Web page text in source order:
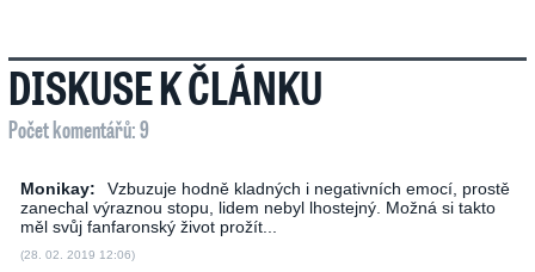
DISKUSE K ČLÁNKU
Počet komentářů: 9
Monikay:
Vzbuzuje hodně kladných i negativních emocí, prostě
zanechal výraznou stopu, lidem nebyl lhostejný. Možná si takto
měl svůj fanfaronský život prožít...
(28. 02. 2019 12:06)